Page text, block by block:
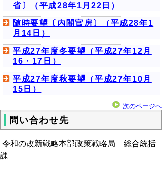
省〕（平成28年1月22日）
随時要望〔内閣官房〕（平成28年1
月14日）
平成27年度冬要望（平成27年12月
16・17日）
平成27年度秋要望（平成27年10月
15日）
次のページへ
問い合わせ先
令和の改新戦略本部政策戦略局 総合統括
課